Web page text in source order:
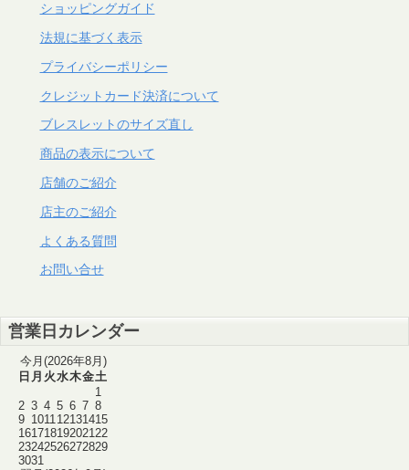
ショッピングガイド
法規に基づく表示
プライバシーポリシー
クレジットカード決済について
ブレスレットのサイズ直し
商品の表示について
店舗のご紹介
店主のご紹介
よくある質問
お問い合せ
営業日カレンダー
今月(2026年8月)
日 月 火水木金土
1
2 3 4 5 6 7 8
9 101112131415
16171819202122
23242526272829
3031